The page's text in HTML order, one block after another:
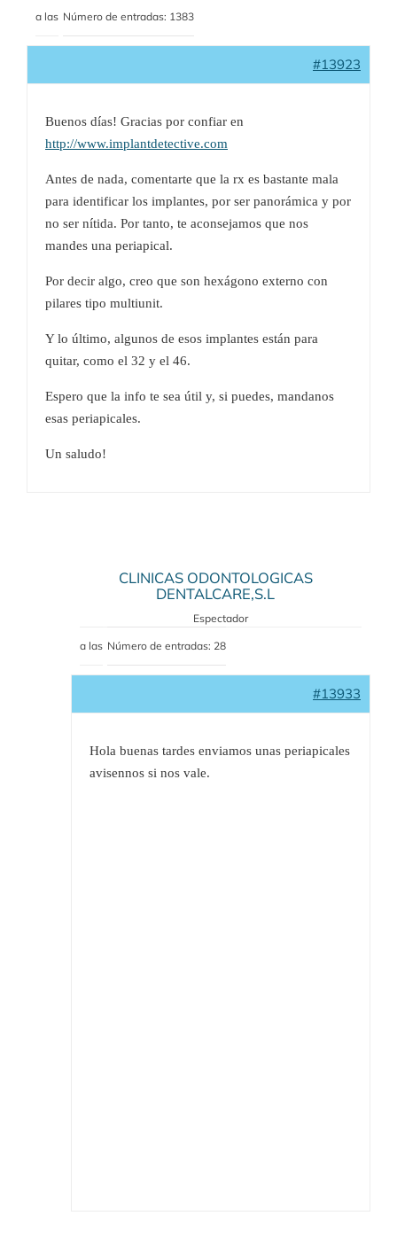
a las Número de entradas: 1383
#13923
Buenos días! Gracias por confiar en
http://www.implantdetective.com
Antes de nada, comentarte que la rx es bastante mala
para identificar los implantes, por ser panorámica y por
no ser nítida. Por tanto, te aconsejamos que nos
mandes una periapical.
Por decir algo, creo que son hexágono externo con
pilares tipo multiunit.
Y lo último, algunos de esos implantes están para
quitar, como el 32 y el 46.
Espero que la info te sea útil y, si puedes, mandanos
esas periapicales.
Un saludo!
CLINICAS ODONTOLOGICAS
DENTALCARE,S.L
Espectador
a las Número de entradas: 28
#13933
Hola buenas tardes enviamos unas periapicales
avisennos si nos vale.